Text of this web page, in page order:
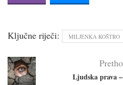
Ključne riječi: MILJENKA KOŠTRO
Ljudska prava